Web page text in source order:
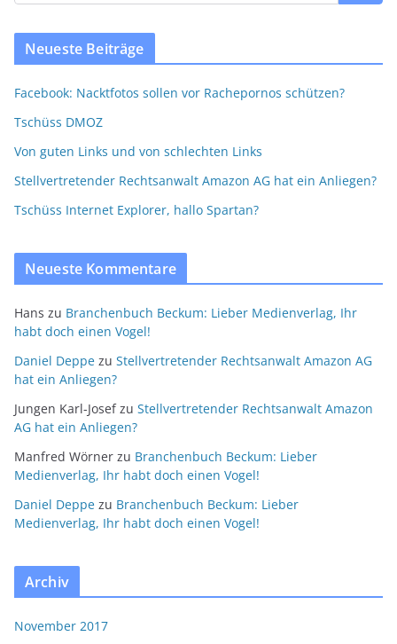
Neueste Beiträge
Facebook: Nacktfotos sollen vor Rachepornos schützen?
Tschüss DMOZ
Von guten Links und von schlechten Links
Stellvertretender Rechtsanwalt Amazon AG hat ein Anliegen?
Tschüss Internet Explorer, hallo Spartan?
Neueste Kommentare
Hans zu Branchenbuch Beckum: Lieber Medienverlag, Ihr
habt doch einen Vogel!
Daniel Deppe zu Stellvertretender Rechtsanwalt Amazon AG
hat ein Anliegen?
Jungen Karl-Josefzu Stellvertretender Rechtsanwalt Amazon
AG hat ein Anliegen?
Manfred Wörner zu Branchenbuch Beckum: Lieber
Medienverlag, Ihr habt doch einen Vogel!
Daniel Deppe zu Branchenbuch Beckum: Lieber
Medienverlag, Ihr habt doch einen Vogel!
Archiv
November 2017